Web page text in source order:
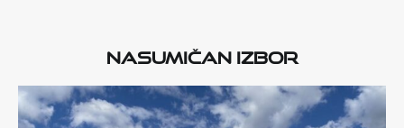
Nasumičan izbor